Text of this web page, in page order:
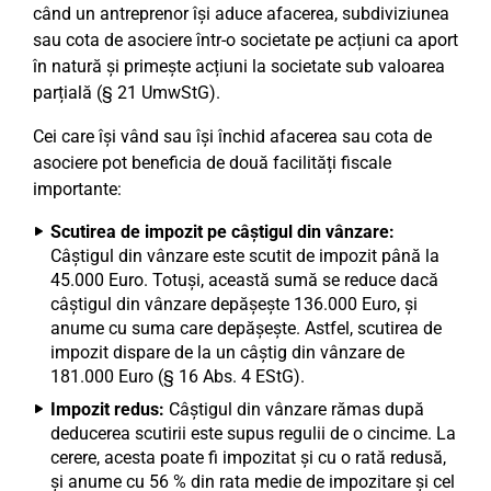
când un antreprenor își aduce afacerea, subdiviziunea
sau cota de asociere într-o societate pe acțiuni ca aport
în natură și primește acțiuni la societate sub valoarea
parțială (§ 21 UmwStG).
Cei care își vând sau își închid afacerea sau cota de
asociere pot beneficia de două facilități fiscale
importante:
Scutirea de impozit pe câștigul din vânzare:
Câștigul din vânzare este scutit de impozit până la
45.000 Euro. Totuși, această sumă se reduce dacă
câștigul din vânzare depășește 136.000 Euro, și
anume cu suma care depășește. Astfel, scutirea de
impozit dispare de la un câștig din vânzare de
181.000 Euro (§ 16 Abs. 4 EStG).
Impozit redus: Câștigul din vânzare rămas după
deducerea scutirii este supus regulii de o cincime. La
cerere, acesta poate fi impozitat și cu o rată redusă,
și anume cu 56 % din rata medie de impozitare și cel